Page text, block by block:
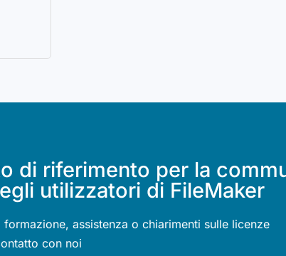
di riferimento per la
utilizzatori di FileMaker
assistenza o chiarimenti sulle licenze
con noi